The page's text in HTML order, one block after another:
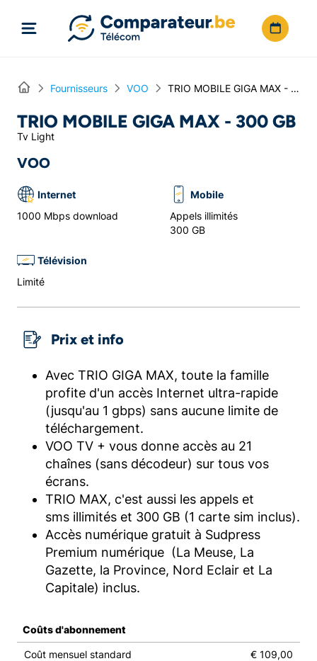
Home Fournisseurs VOO TRIO MOBILE GIGA MAX - 300 GB
TRIO MOBILE GIGA MAX - 300 GB
Tv Light
VOO
Internet
1000 Mbps download
Mobile
Appels illimités
300 GB
Télévision
Limité
Prix et info
Avec TRIO GIGA MAX, toute la famille
profite d'un accès Internet ultra-rapide
(jusqu'au 1 gbps) sans aucune limite de
téléchargement.
VOO TV + vous donne accès au 21
chaînes (sans décodeur) sur tous vos
écrans.
TRIO MAX, c'est aussi les appels et
sms illimités et 300 GB (1 carte sim inclus).
Accès numérique gratuit à Sudpress
Premium numérique (La Meuse, La
Gazette, la Province, Nord Eclair et La
Capitale) inclus.
Coûts d'abonnement
Coût mensuel standard € 109,00